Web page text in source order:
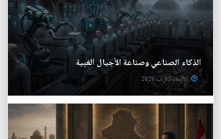
الذكاء الصناعي وصناعة الأجيال الغبية
الأربعاء 05 آب 2026